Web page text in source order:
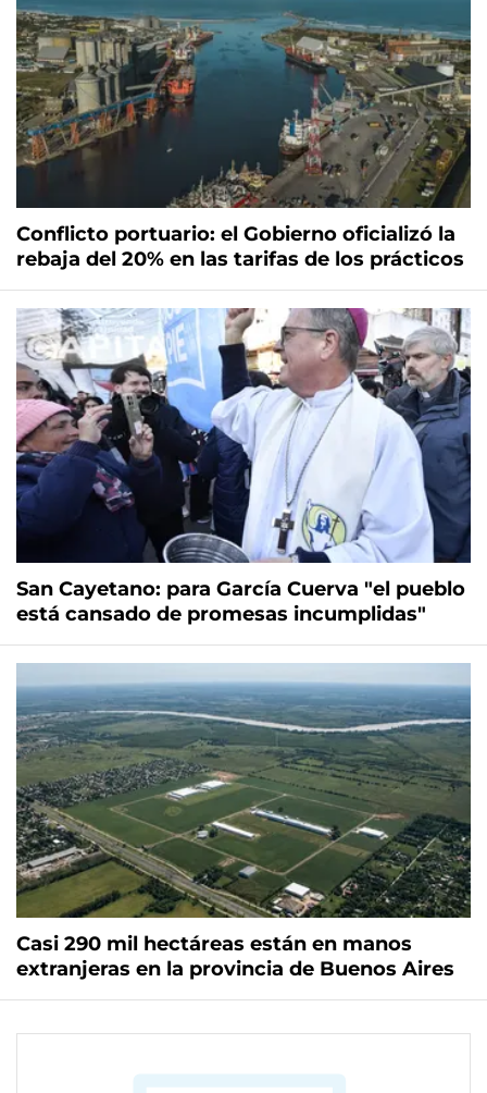
Conflicto portuario: el Gobierno oficializó la
rebaja del 20% en las tarifas de los prácticos
San Cayetano: para García Cuerva "el pueblo
está cansado de promesas incumplidas"
Casi 290 mil hectáreas están en manos
extranjeras en la provincia de Buenos Aires